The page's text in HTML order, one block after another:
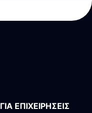
ΓΙΑ ΕΠΙΧΕΙΡΗΣΕΙΣ